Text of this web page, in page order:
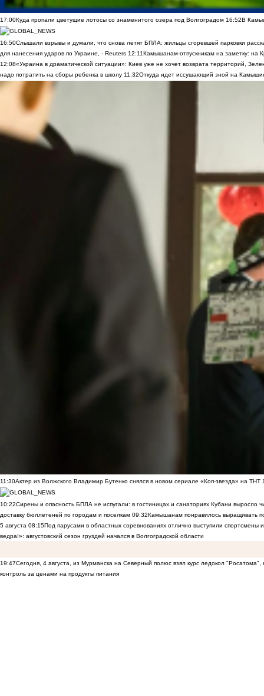
17:00Куда пропали цветущие лотосы со знаменитого озера под Волгоградом 16:52В
16:50Слышали взрывы и думали, что снова летят БПЛА: жильцы сгоревшей парковки
для нанесения ударов по Украине, - Reuters 12:11Камышанам-отпускникам на заметку: на
12:08«Украина в драматической ситуации»: Киев уже не хочет возврата территорий,
надо потратить на сборы ребенка в школу 11:32Откуда идет иссушающий зной на
11:30Актер из Волжского Владимир Бутенко снялся в новом сериале «Коп-звезда» на ТНТ
10:22Сирены и опасность БПЛА не испугали: в гостиницах и санаториях Кубани выросло
доставку бюллетеней по городам и поселкам 09:32Камышанам понравилось выращивать
5 августа 08:15Под парусами в областных соревнованиях отлично выступили спортсмены
ведра!»: августовский сезон груздей начался в Волгоградской области
19:47Сегодня, 4 августа, из Мурманска на Северный полюс взял курс ледокол
контроль за ценами на продукты питания